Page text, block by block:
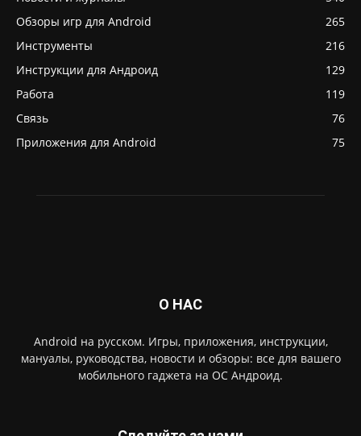
Обзоры игр для Android
265
Инструменты
216
Инструкции для Андроид
129
Работа
119
Связь
76
Приложения для Android
75
О НАС
Android на русском. Игры, приложения, инструкции,
мануалы, руководства, новости и обзоры: все для вашего
мобильного гаджета на ОС Андроид.